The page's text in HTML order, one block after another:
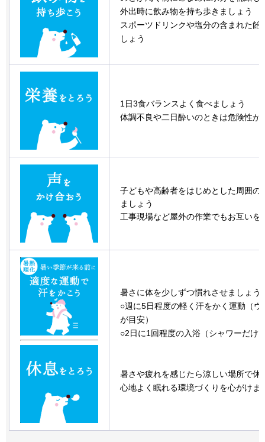
外出時に飲み物を持ち歩きましょう
スポーツドリンクや塩分の含まれた
しょう
1日3食バランスよく食べましょう
体調不良や二日酔いのときは危険性が
子どもや高齢者をはじめとした周囲の
ましょう
工事現場など屋外の作業でもお互いを
暑さに体を少しずつ慣れさせましょう
○週に5日程度の軽く汗をかく運動（
が目安）
○2日に1回程度の入浴（シャワーだけ
暑さや疲れを感じたら涼しい場所で休
心地よく眠れる環境づくりを心がけま